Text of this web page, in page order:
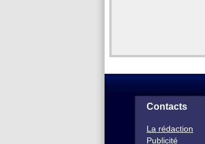
Contacts
La rédaction
Publicité